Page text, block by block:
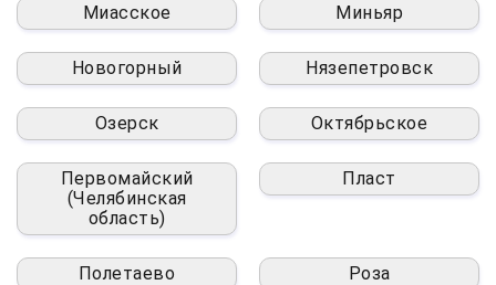
Миасское Миньяр
Новогорный Нязепетровск
Озерск Октябрьское
Первомайский
(Челябинская
область)
Пласт
Полетаево Роза